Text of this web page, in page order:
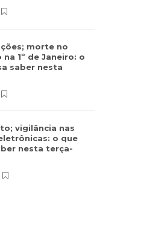
morte no
1º de Janeiro: o
saber nesta
vigilância nas
o que
nesta terça-